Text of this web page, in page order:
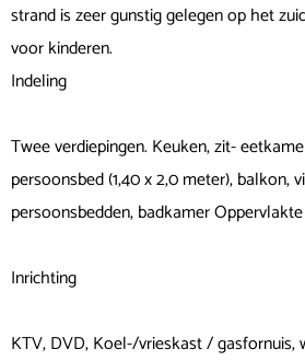
strand is zeer gunstig gelegen op het
voor kinderen.
Indeling
Twee verdiepingen. Keuken, zit-
persoonsbed (1,40 x 2,0 meter), balkon,
persoonsbedden, badkamer
Inrichting
KTV, DVD, Koel-/vrieskast / gasfornuis,